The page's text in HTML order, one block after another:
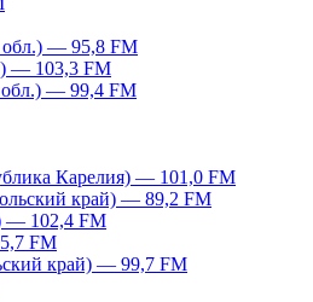
обл.) — 95,8 FM
— 103,3 FM
обл.) — 99,4 FM
Карелия) — 101,0 FM
край) — 89,2 FM
— 102,4 FM
FM
край) — 99,7 FM